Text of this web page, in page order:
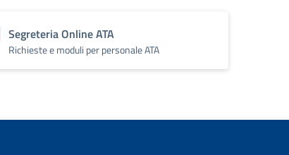
Segreteria Online ATA
Richieste e moduli per personale ATA